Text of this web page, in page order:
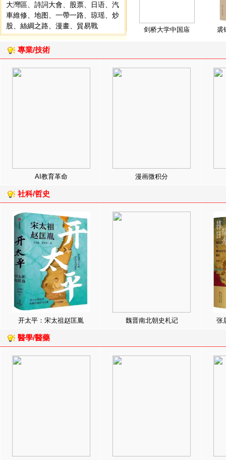
大灣區
詩詞大會 股票 日语
汽
車維修
地图 一帶一路 琼瑶
炒
股
絲綢之路 漫畫 貿易戰 剑桥大学中国庙 裘
專業/技術
AI教育革命 漫画微积分
社科/哲史
开太平：宋太祖赵匡胤 魏晋南北朝史札记 张
醫學/醫藥